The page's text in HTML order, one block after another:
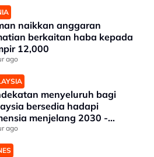
naikkan anggaran
berkaitan haba kepada
12,000
ago
menyeluruh bagi
bersedia hadapi
menjelang 2030 -
ago